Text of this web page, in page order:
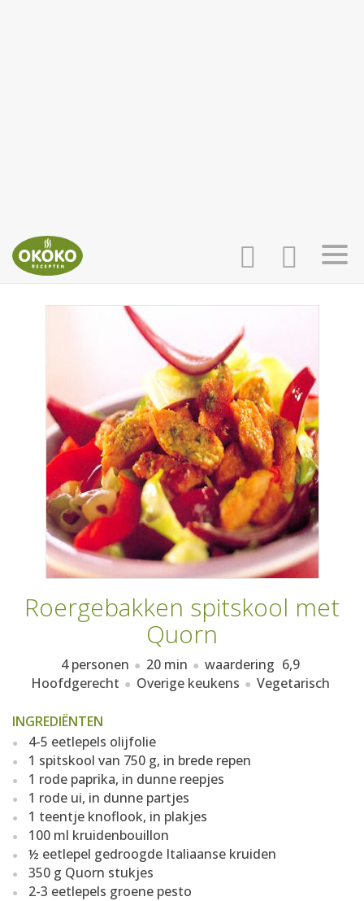
INLOGGEN
AANMELDEN
HOME
RECEPTEN
WEEKMENU'S
KOOKBOEKEN
Roergebakken spitskool met
Quorn
4 personen 20 min waardering 6,9
Hoofdgerecht
Overige keukens Vegetarisch
INGREDIËNTEN
4-5 eetlepels olijfolie
1 spitskool van 750 g, in brede repen
1 rode paprika, in dunne reepjes
1 rode ui, in dunne partjes
1 teentje knoflook, in plakjes
100 ml kruidenbouillon
½ eetlepel gedroogde Italiaanse kruiden
350 g Quorn stukjes
2-3 eetlepels groene pesto